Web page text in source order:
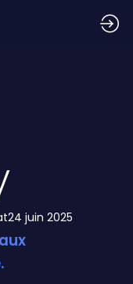
24 juin 2025